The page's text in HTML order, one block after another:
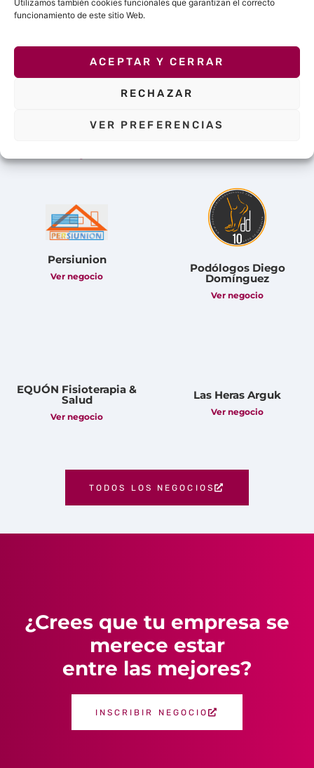
Utilizamos también cookies funcionales que garantizan el correcto
funcionamiento de este sitio Web.
ACEPTAR Y CERRAR
RECHAZAR
VER PREFERENCIAS
Valladolid.
Enseñanza Seminario Ver negocio
Persiunion
Ver negocio
Podólogos Diego
Domínguez
Ver negocio
EQUÓN Fisioterapia &
Salud
Ver negocio
Las Heras Arguk
Ver negocio
TODOS LOS NEGOCIOS
¿Crees que tu empresa se
merece estar
entre las mejores?
INSCRIBIR NEGOCIO